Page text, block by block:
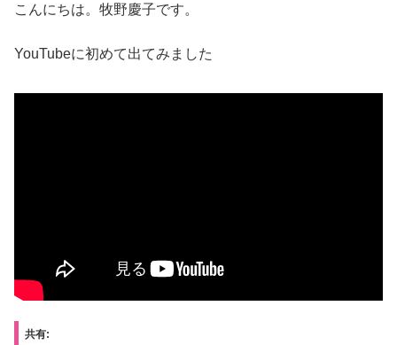
こんにちは。牧野慶子です。
YouTubeに初めて出てみました
共有: